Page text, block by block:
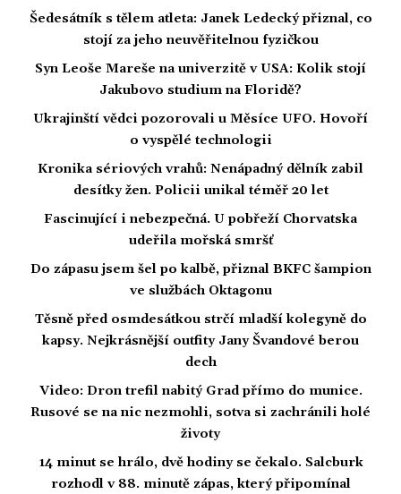
Šedesátník s tělem atleta: Janek Ledecký přiznal, co
stojí za jeho neuvěřitelnou fyzičkou
Syn Leoše Mareše na univerzitě v USA: Kolik stojí
Jakubovo studium na Floridě?
Ukrajinští vědci pozorovali u Měsíce UFO. Hovoří
o vyspělé technologii
Kronika sériových vrahů: Nenápadný dělník zabil
desítky žen. Policii unikal téměř 20 let
Fascinující i nebezpečná. U pobřeží Chorvatska
udeřila mořská smršť
Do zápasu jsem šel po kalbě, přiznal BKFC šampion
ve službách Oktagonu
Těsně před osmdesátkou strčí mladší kolegyně do
kapsy. Nejkrásnější outfity Jany Švandové berou
dech
Video: Dron trefil nabitý Grad přímo do munice.
Rusové se na nic nezmohli, sotva si zachránili holé
životy
14 minut se hrálo, dvě hodiny se čekalo. Salcburk
rozhodl v 88. minutě zápas, který připomínal